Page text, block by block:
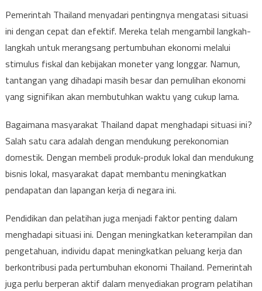
Pemerintah Thailand menyadari pentingnya mengatasi situasi
ini dengan cepat dan efektif. Mereka telah mengambil langkah-
langkah untuk merangsang pertumbuhan ekonomi melalui
stimulus fiskal dan kebijakan moneter yang longgar. Namun,
tantangan yang dihadapi masih besar dan pemulihan ekonomi
yang signifikan akan membutuhkan waktu yang cukup lama.
Bagaimana masyarakat Thailand dapat menghadapi situasi ini?
Salah satu cara adalah dengan mendukung perekonomian
domestik. Dengan membeli produk-produk lokal dan mendukung
bisnis lokal, masyarakat dapat membantu meningkatkan
pendapatan dan lapangan kerja di negara ini.
Pendidikan dan pelatihan juga menjadi faktor penting dalam
menghadapi situasi ini. Dengan meningkatkan keterampilan dan
pengetahuan, individu dapat meningkatkan peluang kerja dan
berkontribusi pada pertumbuhan ekonomi Thailand. Pemerintah
juga perlu berperan aktif dalam menyediakan program pelatihan